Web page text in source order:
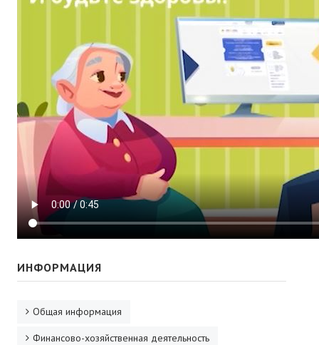
ул. 8 марта, д.59
ул. Смирновская д.32
ул. Митрофанова д.22 корп.1
ФОРМЫ РАСКРЫТИЯ ИНФОРМАЦИИ
ЛИЧНЫЙ КАБИНЕТ
КОНТАКТЫ
ИНФОРМАЦИЯ
Общая информация
Финансово-хозяйственная деятельность